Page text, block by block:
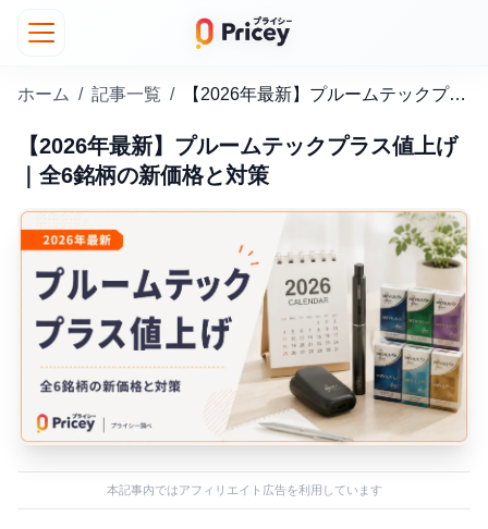
ホーム / 記事一覧 / 【2026年最新】プルームテックプラス値上げ｜全6銘柄の新価格と対策
【2026年最新】プルームテックプラス値上げ
｜全6銘柄の新価格と対策
本記事内ではアフィリエイト広告を利用しています